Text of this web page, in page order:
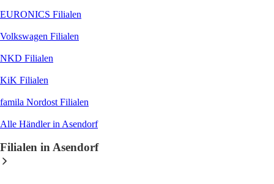
EURONICS Filialen
Volkswagen Filialen
NKD Filialen
KiK Filialen
famila Nordost Filialen
Alle Händler in Asendorf
Filialen in Asendorf